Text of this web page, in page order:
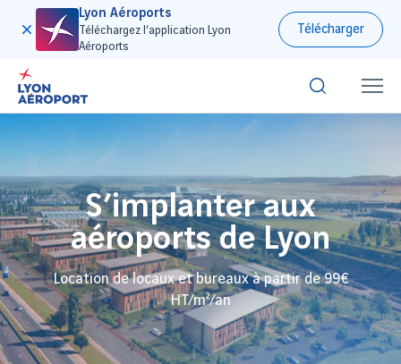
Lyon Aéroports
Téléchargez l’application Lyon
Aéroports
Télécharger
S’implanter aux
aéroports de Lyon
Location de locaux et bureaux à partir de 99€
HT/m²/an